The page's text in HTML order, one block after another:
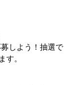
しよう！抽選で
す。